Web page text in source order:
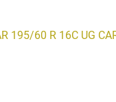
195/60 R 16C UG